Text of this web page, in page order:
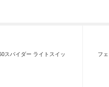
スパイダー ライトスイッ
フ